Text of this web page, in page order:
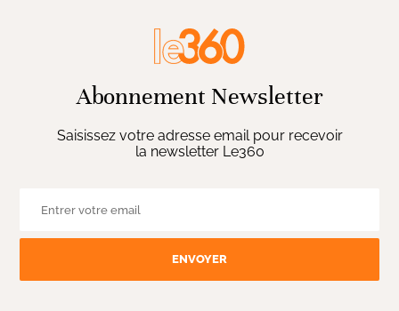
Abonnement Newsletter
Saisissez votre adresse email pour recevoir
la newsletter Le360
ENVOYER